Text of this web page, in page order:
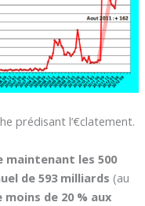
prédisant l’€clatement.
maintenant les 500
de 593 milliards (au
moins de 20 % aux